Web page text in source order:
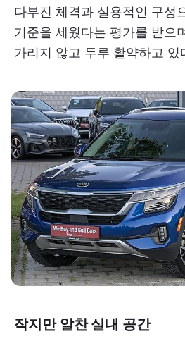
다부진 체격과 실용적인 구성
기준을 세웠다는 평가를 받으
가리지 않고 두루 활약하고 있
작지만 알찬 실내 공간